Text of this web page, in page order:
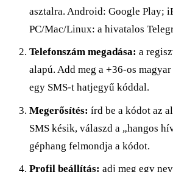
asztalra. Android: Google Play;
PC/Mac/Linux: a hivatalos
Telefonszám megadása: a
alapú. Add meg a +36-os
egy SMS-t hatjegyű kóddal.
Megerősítés: írd be a kódot az
SMS késik, válaszd a „hangos
géphang felmondja a kódot.
Profil beállítás: adj meg egy